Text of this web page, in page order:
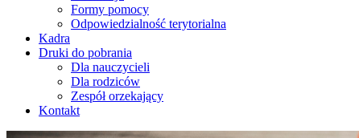
Formy pomocy
Odpowiedzialność terytorialna
Kadra
Druki do pobrania
Dla nauczycieli
Dla rodziców
Zespół orzekający
Kontakt